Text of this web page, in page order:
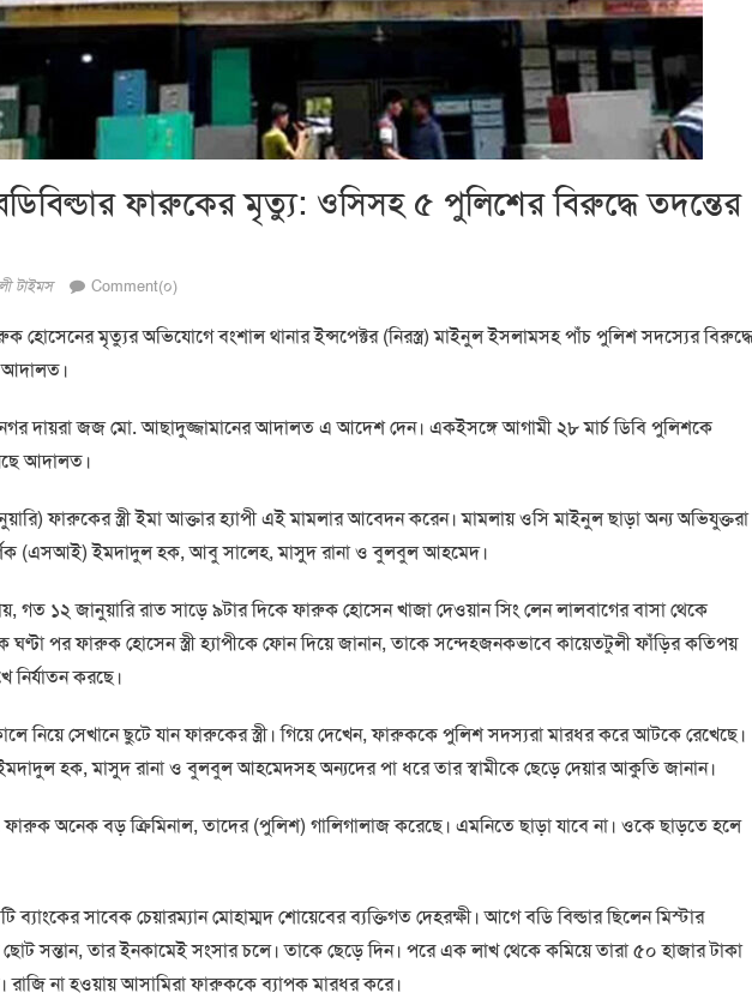
ফারুকের মৃত্যু: ওসিসহ ৫ পুলিশের বিরুদ্ধে তদন্তের
টাইমস Comment(০)
হোসেনের মৃত্যুর অভিযোগে বংশাল থানার ইন্সপেক্টর (নিরস্ত্র) মাইনুল ইসলামসহ পাঁচ পুলিশ সদস্যের বিরুদ্ধে
আদালত।
দায়রা জজ মো. আছাদুজ্জামানের আদালত এ আদেশ দেন। একইসঙ্গে আগামী ২৮ মার্চ ডিবি পুলিশকে
আদালত।
ফারুকের স্ত্রী ইমা আক্তার হ্যাপী এই মামলার আবেদন করেন। মামলায় ওসি মাইনুল ছাড়া অন্য অভিযুক্তরা
(এসআই) ইমদাদুল হক, আবু সালেহ, মাসুদ রানা ও বুলবুল আহমেদ।
গত ১২ জানুয়ারি রাত সাড়ে ৯টার দিকে ফারুক হোসেন খাজা দেওয়ান সিং লেন লালবাগের বাসা থেকে
পর ফারুক হোসেন স্ত্রী হ্যাপীকে ফোন দিয়ে জানান, তাকে সন্দেহজনকভাবে কায়েতটুলী ফাঁড়ির কতিপয়
করছে।
নিয়ে সেখানে ছুটে যান ফারুকের স্ত্রী। গিয়ে দেখেন, ফারুককে পুলিশ সদস্যরা মারধর করে আটকে রেখেছে।
হক, মাসুদ রানা ও বুলবুল আহমেদসহ অন্যদের পা ধরে তার স্বামীকে ছেড়ে দেয়ার আকুতি জানান।
অনেক বড় ক্রিমিনাল, তাদের (পুলিশ) গালিগালাজ করেছে। এমনিতে ছাড়া যাবে না। ওকে ছাড়তে হলে
ব্যাংকের সাবেক চেয়ারম্যান মোহাম্মদ শোয়েবের ব্যক্তিগত দেহরক্ষী। আগে বডি বিল্ডার ছিলেন মিস্টার
ছোট সন্তান, তার ইনকামেই সংসার চলে। তাকে ছেড়ে দিন। পরে এক লাখ থেকে কমিয়ে তারা ৫০ হাজার টাকা
রাজি না হওয়ায় আসামিরা ফারুককে ব্যাপক মারধর করে।